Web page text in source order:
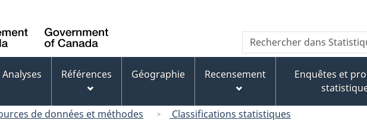
au
contenu
principal
« À
propos
de
ce
version
HTML
simplifiée
Canada
Recherche
Rechercher
dans
Canada
Analyses Références Géographie Recensement
Enquêtes et
de données et méthodes Classifications statistiques